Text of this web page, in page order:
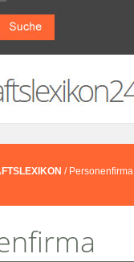
/ Personenfirma